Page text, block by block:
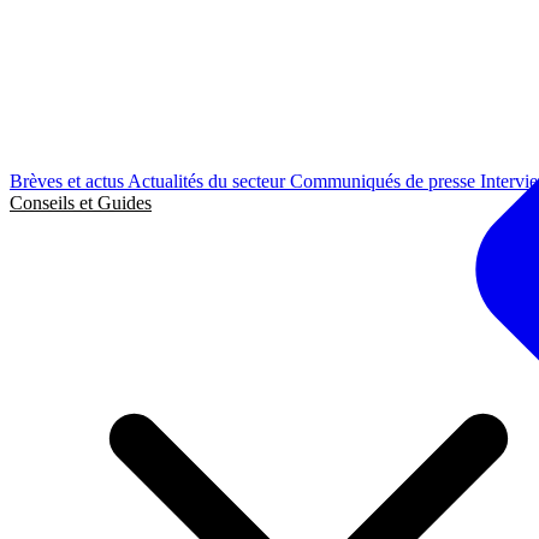
Brèves et actus Actualités du secteurCommuniqués de presse
Conseils et Guides